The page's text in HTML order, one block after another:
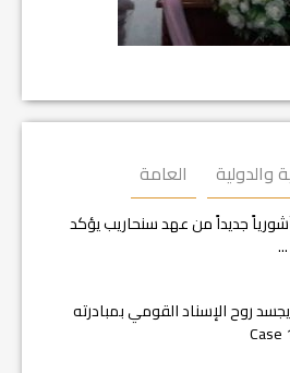
والدولية العامة
جديداً من عهد سنحاريب يؤكد
روح الإسناد القومي بمبادرته